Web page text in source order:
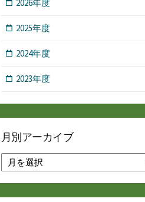
2026年度
2025年度
2024年度
2023年度
月別アーカイブ
別
ア
ー